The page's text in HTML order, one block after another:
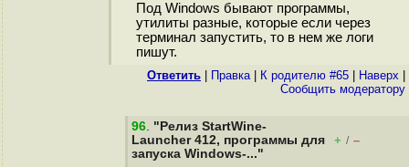
Под Windows бывают программы,
утилиты разные, которые если через
терминал запустить, то в нем же логи
пишут.
Ответить Правка| К родителю #65 Наверх
Cообщить модератору
96. "Релиз StartWine-
Launcher 412, программы для
запуска Windows-..."
+ / –